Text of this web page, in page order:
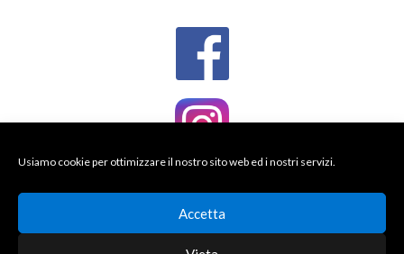
Usiamo cookie per ottimizzare il nostro sito web ed i nostri servizi.
Accetta